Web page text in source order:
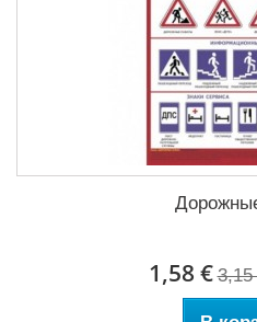
1,58 € 3,15